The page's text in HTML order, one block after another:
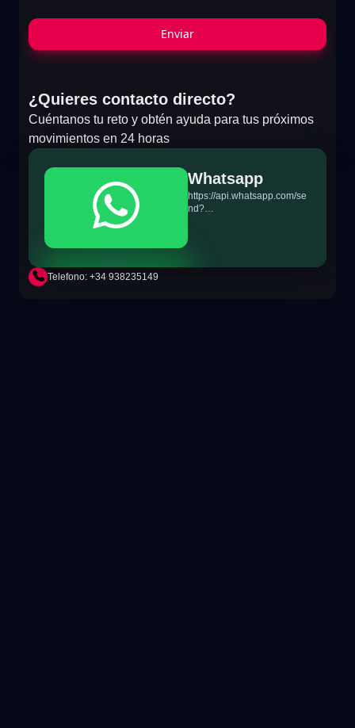
Enviar
¿Quieres contacto directo?
Cuéntanos tu reto y obtén ayuda para tus próximos
movimientos en 24 horas
Whatsapp
https://api.whatsapp.com/se
nd?
Telefono: +34 938235149